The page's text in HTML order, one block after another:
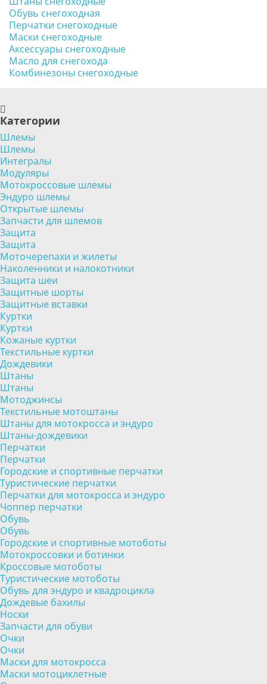
Обувь снегоходная
Перчатки снегоходные
Маски снегоходные
Аксессуары снегоходные
Масло для снегохода
Комбинезоны снегоходные
Категории
Шлемы
Шлемы
Интегралы
Модуляры
Мотокроссовые шлемы
Эндуро шлемы
Открытые шлемы
Запчасти для шлемов
Защита
Защита
Моточерепахи и жилеты
Наколенники и налокотники
Защита шеи
Защитные шорты
Защитные вставки
Куртки
Куртки
Кожаные куртки
Текстильные куртки
Дождевики
Штаны
Штаны
Мотоджинсы
Текстильные мотоштаны
Штаны для мотокросса и эндуро
Штаны-дождевики
Перчатки
Перчатки
Городские и спортивные перчатки
Туристические перчатки
Перчатки для мотокросса и эндуро
Чоппер перчатки
Обувь
Обувь
Городские и спортивные мотоботы
Мотокроссовки и ботинки
Кроссовые мотоботы
Туристические мотоботы
Обувь для эндуро и квадроцикла
Дождевые бахилы
Носки
Запчасти для обуви
Очки
Очки
Маски для мотокросса
Маски мотоциклетные